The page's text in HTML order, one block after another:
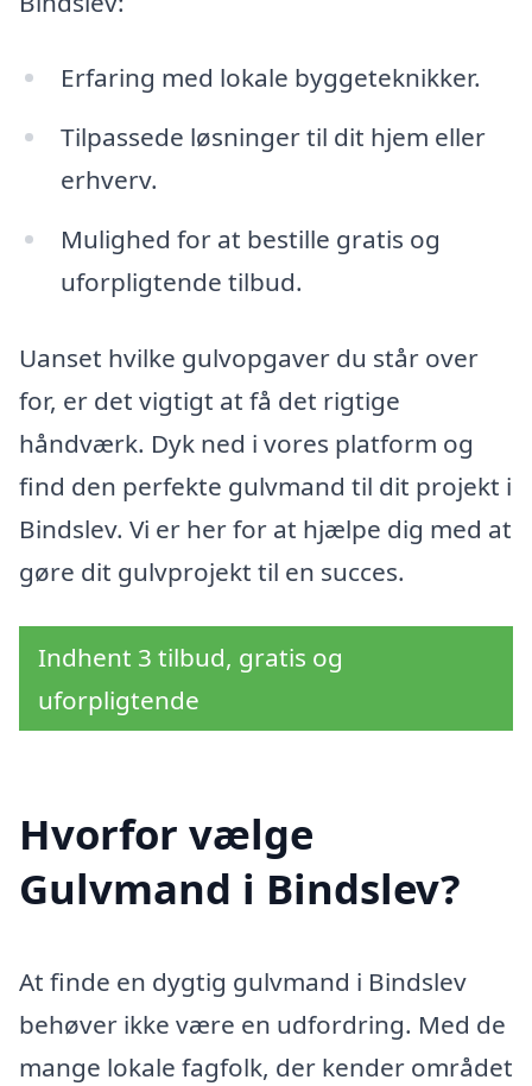
Erfaring med lokale byggeteknikker.
Tilpassede løsninger til dit hjem eller
erhverv.
Mulighed for at bestille gratis og
uforpligtende tilbud.
Uanset hvilke gulvopgaver du står over
for, er det vigtigt at få det rigtige
håndværk. Dyk ned i vores platform og
find den perfekte gulvmand til dit projekt i
Bindslev. Vi er her for at hjælpe dig med at
gøre dit gulvprojekt til en succes.
Indhent 3 tilbud, gratis og
uforpligtende
Hvorfor vælge
Gulvmand i Bindslev?
At finde en dygtig gulvmand i Bindslev
behøver ikke være en udfordring. Med de
mange lokale fagfolk, der kender området